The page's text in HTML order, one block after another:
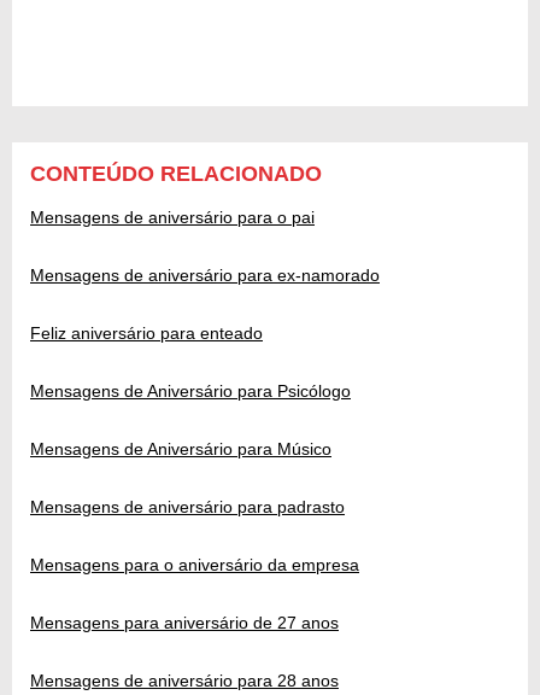
CONTEÚDO RELACIONADO
Mensagens de aniversário para o pai
Mensagens de aniversário para ex-namorado
Feliz aniversário para enteado
Mensagens de Aniversário para Psicólogo
Mensagens de Aniversário para Músico
Mensagens de aniversário para padrasto
Mensagens para o aniversário da empresa
Mensagens para aniversário de 27 anos
Mensagens de aniversário para 28 anos